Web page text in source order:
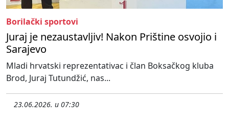
Borilački sportovi
Juraj je nezaustavljiv! Nakon Prištine osvojio i
Sarajevo
Mladi hrvatski reprezentativac i član Boksačkog kluba
Brod, Juraj Tutundžić, nas...
23.06.2026. u 07:30